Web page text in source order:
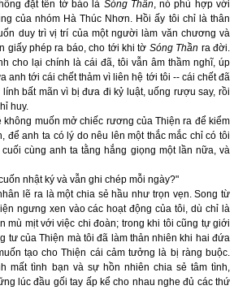
đặt tên tờ báo là Sóng Thần, nó phù hợp với
của nhóm Hà Thúc Nhơn. Hồi ấy tôi chỉ là thân
duy trì vị trí của một người làm văn chương và
giấy phép ra báo, cho tới khi tờ Sóng Thần ra đời.
cho lại chính là cái đã, tôi vẫn âm thầm nghĩ, úp
anh tới cái chết thảm vì liên hệ tới tôi -- cái chết đã
bất mãn vì bị đưa đi kỷ luật, uống rượu say, rồi
huy.
không muốn mở chiếc rương của Thiện ra để kiểm
để anh ta có lý do nêu lên một thắc mắc chỉ có tôi
cùng anh ta tằng hắng giọng một lần nữa, và
nhật ký và vẫn ghi chép mỗi ngày?"
lẽ ra là một chia sẻ hầu như trọn vẹn. Song từ
ngưng xen vào các hoạt động của tôi, dù chỉ là
mù mịt với việc chi đoàn; trong khi tôi cũng tự giới
tư của Thiện mà tôi đã làm thản nhiên khi hai đứa
tạo cho Thiện cái cảm tưởng là bị ràng buộc.
mất tình bạn và sự hồn nhiên chia sẻ tâm tình,
lúc đầu gối tay ấp kể cho nhau nghe đủ các thứ